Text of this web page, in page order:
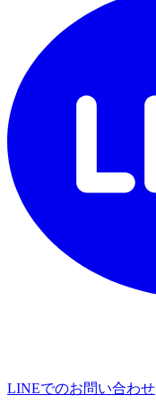
LINEでのお問い合わせ